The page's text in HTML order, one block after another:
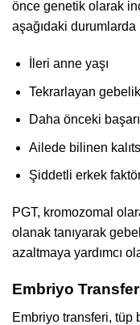
önce genetik olarak
aşağıdaki
İleri anne yaşı
Tekrarlayan gebelik
Daha önceki
Ailede bilinen
Şiddetli erkek
PGT, kromozomal
olanak tanıyarak
azaltmaya yardımcı
Embriyo
Embriyo transferi, tüp